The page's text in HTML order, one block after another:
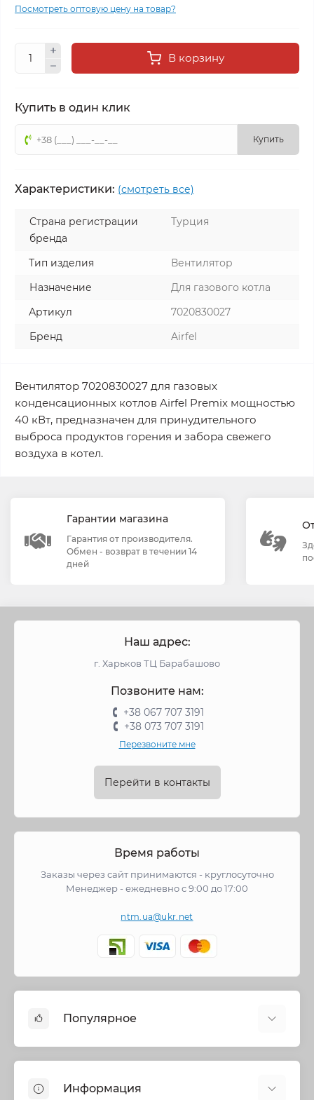
Посмотреть оптовую цену на товар?
В корзину
Купить в один клик
Купить
Характеристики: (смотреть все)
Страна регистрации
бренда
Турция
Тип изделия
Вентилятор
Назначение
Для газового котла
Артикул
7020830027
Бренд
Airfel
Вентилятор 7020830027 для газовых
конденсационных котлов Airfel Premix мощностью
40 кВт, предназначен для принудительного
выброса продуктов горения и забора свежего
воздуха в котел.
Гарантии магазина
Гарантия от производителя.
Обмен - возврат в течении 14
дней
Наш адрес:
г. Харьков ТЦ Барабашово
Позвоните нам:
+38 067 707 3191
+38 073 707 3191
Перезвоните мне
Перейти в контакты
Время работы
Заказы через сайт принимаются - круглосуточно
Менеджер - ежедневно с 9:00 до 17:00
ntm.ua@ukr.net
Популярное
Запорная арматура
Информация